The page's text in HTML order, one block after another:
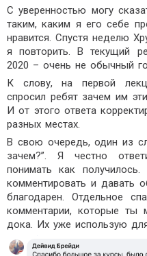
С уверенностью могу
таким, каким я его себе
нравится. Спустя неделю
я повторить. В текущий
2020 – очень не обычный
К слову, на первой
спросил ребят зачем им
И от этого ответа
разных местах.
В свою очередь, один из
зачем?”. Я честно
понимать как
комментировать и давать
благодарен. Отдельное
комментарии, которые ты
дока. Их уже использую